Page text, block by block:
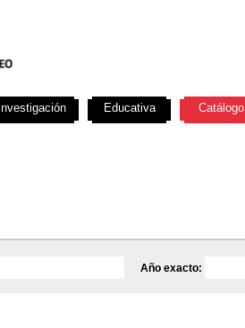
Año exacto:
Investigación Educativa Catálogo